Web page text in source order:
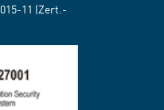
11 (Zert.-